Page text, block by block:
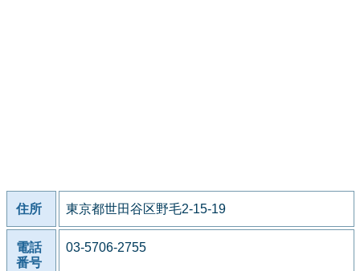
住所 東京都世田谷区野毛2-15-19
電話
番号
03-5706-2755